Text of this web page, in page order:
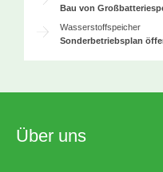
Bau von
Wasserstoffspeicher
Sonderbetriebsplan
Über uns